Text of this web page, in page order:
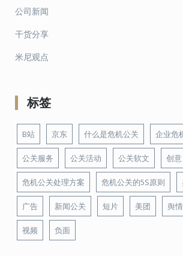
公司新闻
干货分享
米尼观点
标签
B站 京东 什么是危机公关 企业危
公关服务 公关活动 公关软文 创意
危机公关处理方案 危机公关的5S原则
广告 新闻公关 短片 美团 舆情
视频 负面